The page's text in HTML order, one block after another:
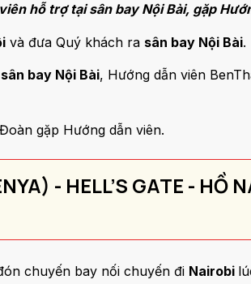
hỗ trợ tại sân bay Nội Bài, gặp
và đưa Quý khách ra sân bay Nội Bài.
bay Nội Bài, Hướng dẫn viên
gặp Hướng dẫn viên.
- HELL’S GATE - HỒ
chuyến bay nối chuyến đi Nairobi